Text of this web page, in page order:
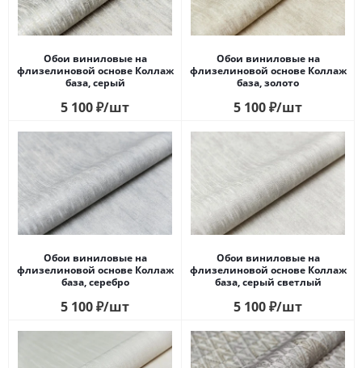
Обои виниловые на
флизелиновой основе Коллаж
база, серый
5 100₽/шт
Обои виниловые на
флизелиновой основе Коллаж
база, золото
5 100₽/шт
Обои виниловые на
флизелиновой основе Коллаж
база, cеребро
5 100₽/шт
Обои виниловые на
флизелиновой основе Коллаж
база, cерый светлый
5 100₽/шт